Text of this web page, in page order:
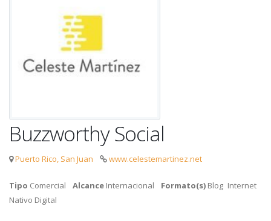
Buzzworthy Social
Puerto Rico, San Juan www.celestemartinez.net
Tipo Comercial Alcance Internacional Formato(s) Blog Internet
Nativo Digital